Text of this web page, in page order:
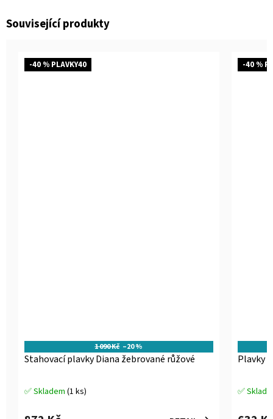
Související produkty
-40 % PLAVKY40
1 090 Kč –20 %
Stahovací plavky Diana žebrované růžové
Průměrné
produktu
✅ Skladem (1 ks)
-40 %
Plavky
Průměrné
produktu
✅